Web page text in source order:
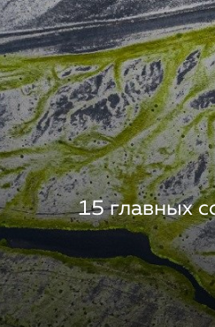
15 главных